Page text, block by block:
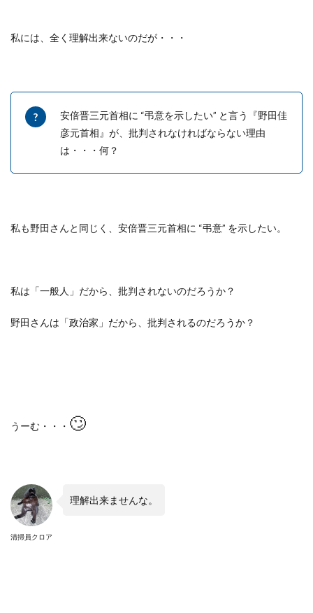
私には、全く理解出来ないのだが・・・
安倍晋三元首相に “弔意を示したい” と言う『野田佳
彦元首相』が、批判されなければならない理由
は・・・何？
私も野田さんと同じく、安倍晋三元首相に “弔意” を示したい。
私は「一般人」だから、批判されないのだろうか？
野田さんは「政治家」だから、批判されるのだろうか？
うーむ・・・ 🙄
清掃員クロア
理解出来ませんな。